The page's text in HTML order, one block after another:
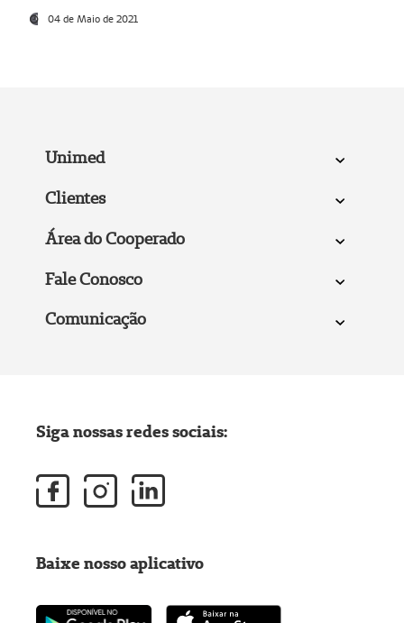
04 de Maio de 2021
Unimed
Clientes
Área do Cooperado
Fale Conosco
Comunicação
Siga nossas redes sociais:
Baixe nosso aplicativo